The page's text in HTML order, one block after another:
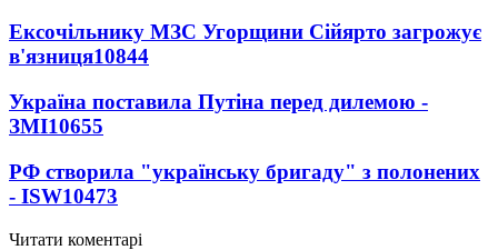
Ексочільнику МЗС Угорщини Сійярто загрожує
в'язниця10844
Україна поставила Путіна перед дилемою -
ЗМІ10655
РФ створила "українську бригаду" з полонених
- ISW10473
Читати коментарі